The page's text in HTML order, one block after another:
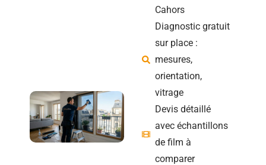
Cahors
Diagnostic gratuit
sur place :
mesures,
orientation,
vitrage
Devis détaillé
avec échantillons
de film à
comparer